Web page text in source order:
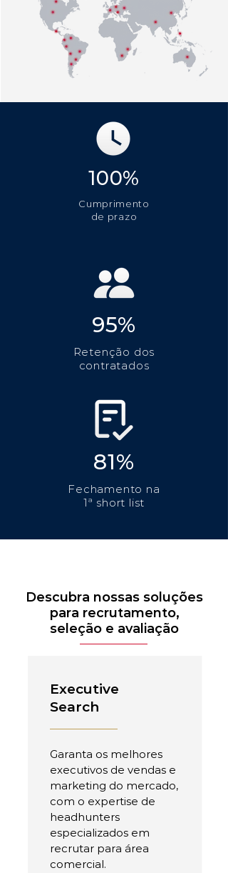
100%
Cumprimento
de prazo
95%
Retenção dos
contratados
81%
Fechamento na
1ª short list
Descubra nossas soluções
para recrutamento,
seleção e avaliação
Executive
Search
Garanta os melhores
executivos de vendas e
marketing do mercado,
com o expertise de
headhunters
especializados em
recrutar para área
comercial.